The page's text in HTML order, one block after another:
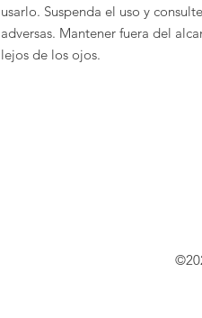
usarlo. Suspenda el uso y
adversas. Mantener fuera del
lejos de los ojos.